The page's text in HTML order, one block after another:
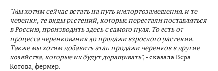
"Мы хотим сейчас встать на путь импортозамещения, и те
черенки, те виды растений, которые перестали поставляться
в Россию, производить здесь с самого нуля. То есть от
процесса черенкования до продажи взрослого растения.
Также мы хотим добавить этап продажи черенков в другие
хозяйства, которые их будут доращивать", - сказала Вера
Котова, фермер.